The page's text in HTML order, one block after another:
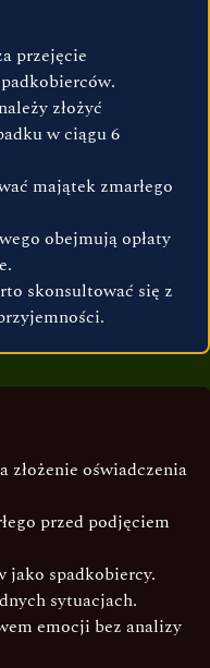
przejęcie
złożyć
w ciągu 6
majątek zmarłego
obejmują opłaty
skonsultować się z
oświadczenia
przed podjęciem
jako spadkobiercy.
sytuacjach.
emocji bez analizy